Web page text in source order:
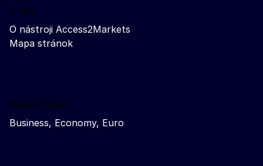
O nás
O nástroji Access2Markets
Mapa stránok
Related sites
Business, Economy, Euro